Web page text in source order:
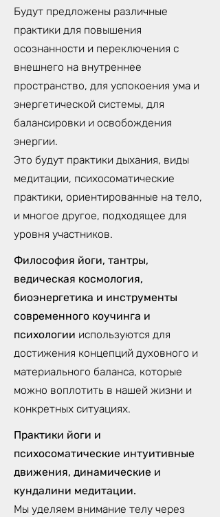
Будут предложены различные
практики для повышения
осознанности и переключения с
внешнего на внутреннее
пространство, для успокоения ума и
энергетической системы, для
балансировки и освобождения
энергии.
Это будут практики дыхания, виды
медитации, психосоматические
практики, ориентированные на тело,
и многое другое, подходящее для
уровня участников.
Философия йоги, тантры,
ведическая космология,
биоэнергетика и инструменты
современного коучинга и
психологии используются для
достижения концепций духовного и
материального баланса, которые
можно воплотить в нашей жизни и
конкретных ситуациях.
Практики йоги и
психосоматические интуитивные
движения, динамические и
кундалини медитации.
Мы уделяем внимание телу через